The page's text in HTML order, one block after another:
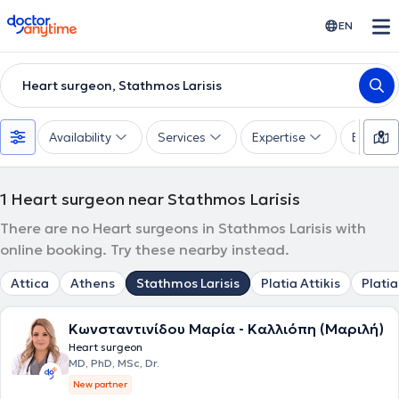
doctoranytime EN
Heart surgeon, Stathmos Larisis
Availability Services Expertise
1 Heart surgeon near Stathmos Larisis
There are no Heart surgeons in Stathmos Larisis with
online booking. Try these nearby instead.
Attica Athens Stathmos Larisis Platia Attikis
Κωνσταντινίδου Μαρία - Καλλιόπη (Μαριλή)
Heart surgeon
MD, PhD, MSc, Dr.
New partner